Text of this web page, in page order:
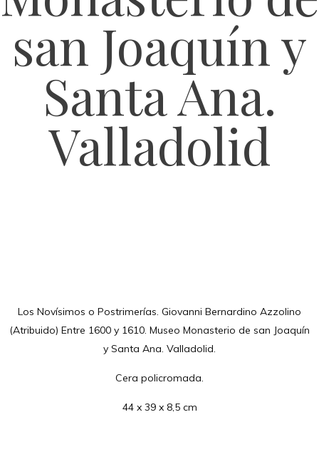
san Joaquín y
Santa Ana.
Valladolid
Los Novísimos o Postrimerías. Giovanni Bernardino Azzolino
(Atribuido) Entre 1600 y 1610. Museo Monasterio de san Joaquín
y Santa Ana. Valladolid.
Cera policromada.
44 x 39 x 8,5 cm